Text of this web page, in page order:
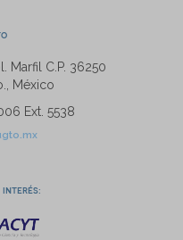
Marfil C.P. 36250
México
Ext. 5538